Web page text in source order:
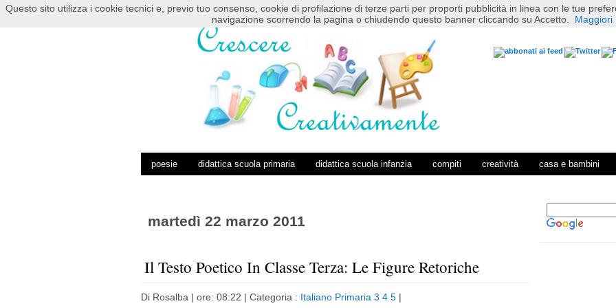
HOME POSTS RSS COMMENTS RSS
poesie didattica scuola primaria didattica scuola infanzia compiti creatività casa e bambini
martedì 22 marzo 2011
Il Testo Poetico In Classe Terza: Le Figure Retoriche
Di Rosalba | ore: 08:22 | Categoria : Italiano Primaria 3 4 5 |
Questo sito utilizza i cookie tecnici e, previo tuo consenso, cookie di profilazione di terze parti per proporti pubblicità in linea con le tue
navigazione scorrendo la pagina o chiudendo questo banner cliccando su Accetto.
Maggiori